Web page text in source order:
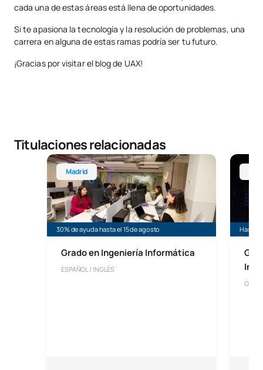
cada una de estas áreas está llena de oportunidades.
Si te apasiona la tecnología y la resolución de problemas, una
carrera en alguna de estas ramas podría ser tu futuro.
¡Gracias por visitar el blog de UAX!
Titulaciones relacionadas
Madrid
30% de ayuda hasta el 15 de agosto
Grado en Ingeniería Informática
ESPAÑOL / INGLÉS
Grado en Ingeniería Informática
Hasta
Grado